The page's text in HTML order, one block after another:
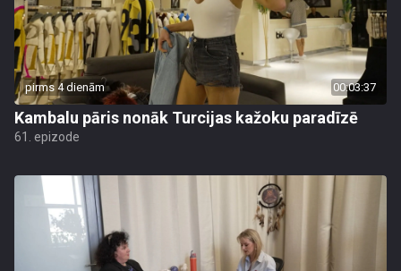
pirms 4 dienām 00:03:37
Kambalu pāris nonāk Turcijas kažoku paradīzē
61. epizode